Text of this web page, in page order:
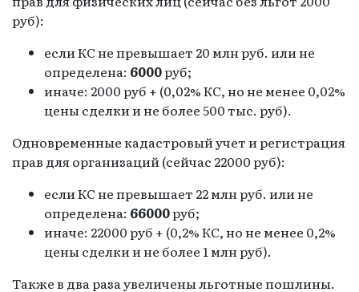
руб):
если КС не превышает 20 млн руб. или не
определена: 6000руб;
иначе: 2000 руб + (0,02% КС, но не менее 0,02%
цены сделки и не более 500 тыс. руб).
Одновременные кадастровый учет и регистрация
прав для организаций (сейчас 22000 руб):
если КС не превышает 22 млн руб. или не
определена: 66000руб;
иначе: 22000 руб + (0,2% КС, но не менее 0,2%
цены сделки и не более 1 млн руб).
Также в два раза увеличены льготные пошлины.